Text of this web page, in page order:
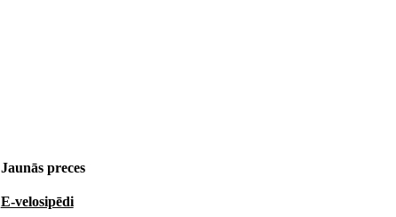
Jaunās preces
E-velosipēdi